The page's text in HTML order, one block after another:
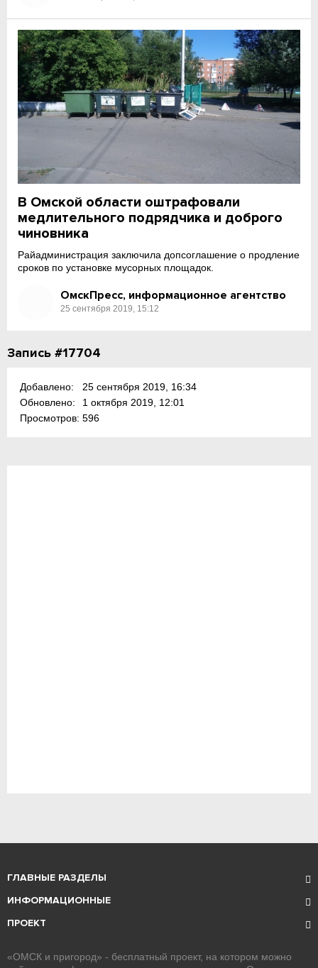
В Омской области оштрафовали
медлительного подрядчика и доброго
чиновника
Райадминистрация заключила допсоглашение о продление
сроков по установке мусорных площадок.
ОмскПресс, информационное агентство
25 сентября 2019, 15:12
Запись #17704
Добавлено:
25 сентября 2019, 16:34
Обновлено:
1 октября 2019, 12:01
Просмотров: 596
ГЛАВНЫЕ РАЗДЕЛЫ
ИНФОРМАЦИОННЫЕ
ПРОЕКТ
«ОМСК и пригород» - бесплатный проект, на котором можно